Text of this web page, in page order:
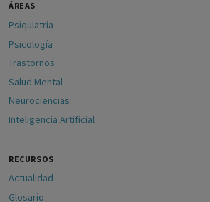
ÁREAS
Psiquiatría
Psicología
Trastornos
Salud Mental
Neurociencias
Inteligencia Artificial
RECURSOS
Actualidad
Glosario